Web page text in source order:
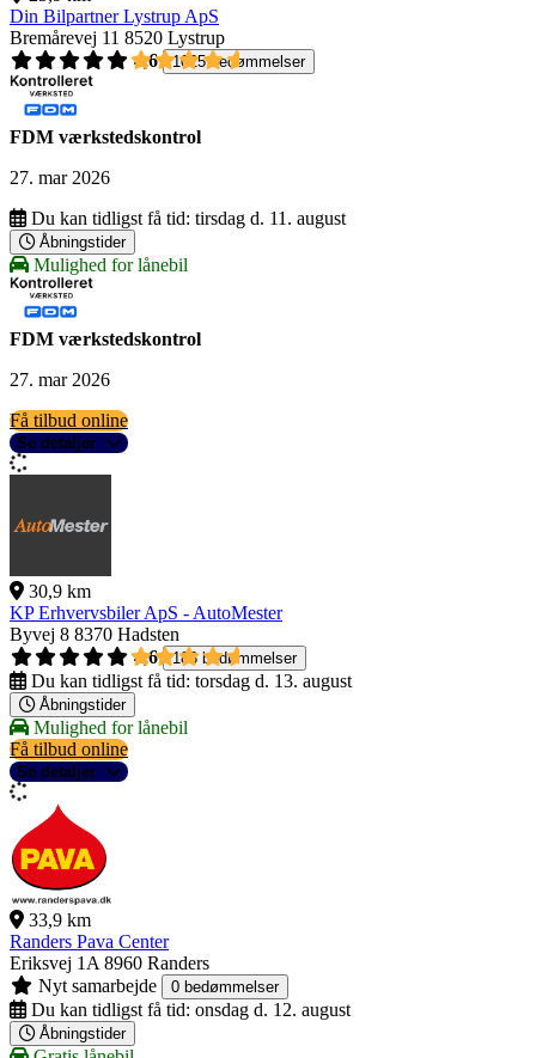
Din Bilpartner Lystrup ApS
Bremårevej 11 8520 Lystrup
4,6
1025 bedømmelser
FDM værkstedskontrol
27. mar 2026
Du kan tidligst få tid: tirsdag d. 11. august
Åbningstider
Mulighed for lånebil
FDM værkstedskontrol
27. mar 2026
Få tilbud online
Se detaljer
30,9 km
KP Erhvervsbiler ApS - AutoMester
Byvej 8 8370 Hadsten
4,6
188 bedømmelser
Du kan tidligst få tid: torsdag d. 13. august
Åbningstider
Mulighed for lånebil
Få tilbud online
Se detaljer
33,9 km
Randers Pava Center
Eriksvej 1A 8960 Randers
Nyt samarbejde
0 bedømmelser
Du kan tidligst få tid: onsdag d. 12. august
Åbningstider